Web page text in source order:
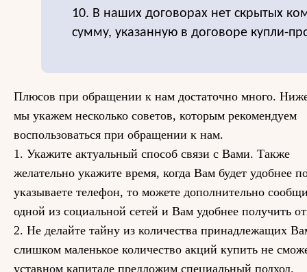
10. В наших договорах нет скрытых
сумму, указанную в договоре купли-
Плюсов при обращении к нам достаточно много.
мы укажем несколько советов, которым рекомендуем
воспользоваться при обращении к нам.
1. Укажите актуальный способ связи с Вами. Также
желательно укажите время, когда Вам будет удобнее
указываете телефон, то можете дополнительно
одной из социальной сетей и Вам удобнее получить
2. Не делайте тайну из количества принадлежащих
слишком маленькое количество акций купить не
уставном капитале предложим специальный подход.